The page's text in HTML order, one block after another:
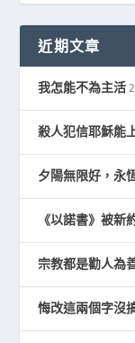
近期文章
我怎能不為主活
殺人犯信耶穌能
夕陽無限好，永
《以諾書》被新
宗教都是勸人為
悔改這兩個字沒